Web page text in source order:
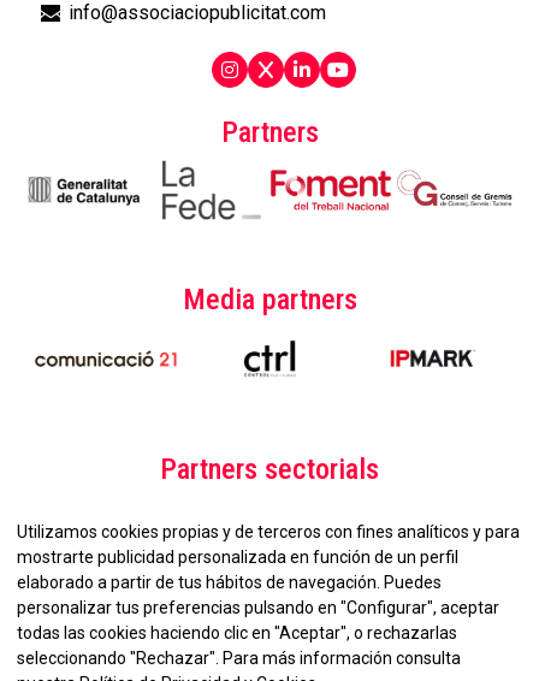
Partners
Media partners
Partners sectorials
info@associaciopublicitat.com
Utilizamos cookies propias y de terceros con fines analíticos y para
mostrarte publicidad personalizada en función de un perfil
elaborado a partir de tus hábitos de navegación. Puedes
personalizar tus preferencias pulsando en "Configurar", aceptar
todas las cookies haciendo clic en "Aceptar", o rechazarlas
seleccionando "Rechazar". Para más información consulta